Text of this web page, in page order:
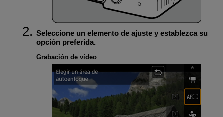
Seleccione un elemento de ajuste y establezca su
opción preferida.
Grabación de vídeo